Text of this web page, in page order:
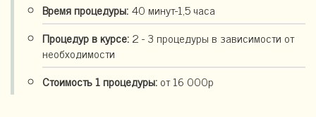
Время процедуры:40 минут-1,5 часа
Процедур в курсе:2 - 3 процедуры в зависимости от
необходимости
Стоимость 1 процедуры:от 16 000р